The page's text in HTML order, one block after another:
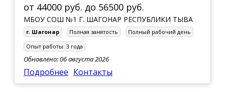
от 44000 руб. до 56500 руб.
МБОУ СОШ №1 Г. ШАГОНАР РЕСПУБЛИКИ ТЫВА
г. Шагонар Полная занятость
Полный рабочий день
Опыт работы: 3 года
Обновлено: 06 августа 2026
Подробнее Контакты